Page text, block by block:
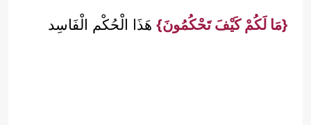
{مَا لَكُمْ كَيْفَ تَحْكُمُونَ} هَذَا الْحُكْم الْفَاسِد